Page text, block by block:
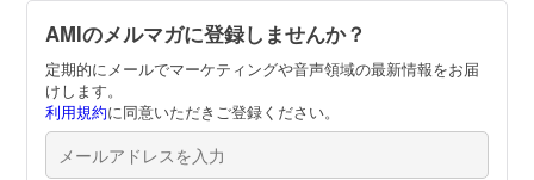
AMIのメルマガに登録しませんか？
定期的にメールでマーケティングや音声領域の最新情報をお届
けします。
利用規約に同意いただきご登録ください。